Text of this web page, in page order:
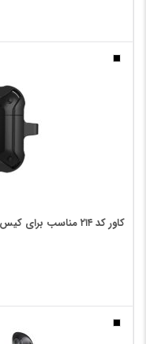
کاور کد ۲۱۴ مناسب برای کیس اپل ایرپاد پرو